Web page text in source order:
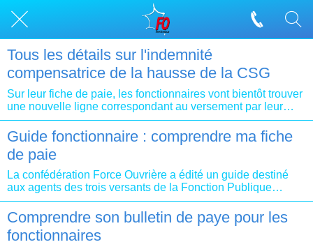
Tous les détails sur l'indemnité
compensatrice de la hausse de la CSG
Sur leur fiche de paie, les fonctionnaires vont bientôt trouver
une nouvelle ligne correspondant au versement par leur
employeur de l'indemnité compensatrice de la hausse de la
contribution sociale généralisée (CSG). Qui précisément a
droit à cette prime mensuelle et comment est-elle calculée ?
Les administrations de l'Etat répondent à ces questions
dans une circulaire interministérielle.
Guide fonctionnaire : comprendre ma fiche
de paie
La confédération Force Ouvrière a édité un guide destiné
aux agents des trois versants de la Fonction Publique
intitulé « Fonctionnaire, comprendre ma fiche de paie »
ayant pour objet de synthétiser les principales composantes
de la fiche de paie et accessible en cliquant ICI
Comprendre son bulletin de paye pour les
fonctionnaires